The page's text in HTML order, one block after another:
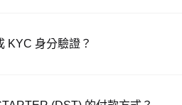
KYC 身分驗證？